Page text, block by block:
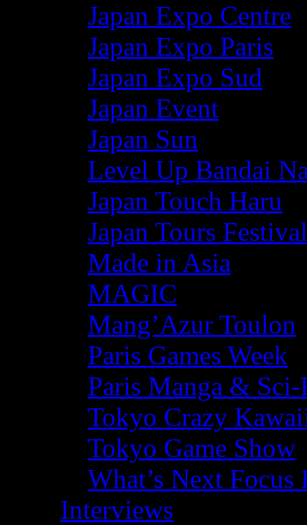
Japan Expo Centre
Japan Expo Paris
Japan Expo Sud
Japan Event
Japan Sun
Level Up Bandai
Japan Touch Haru
Japan Tours Festival
Made in Asia
MAGIC
Mang’Azur Toulon
Paris Games Week
Paris Manga &
Tokyo Crazy
Tokyo Game Show
What’s Next
Interviews